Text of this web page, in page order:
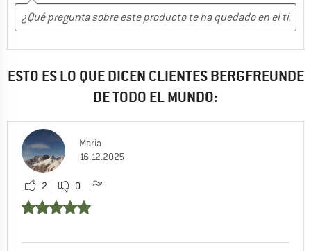
ESTO ES LO QUE DICEN CLIENTES BERGFREUNDE
DE TODO EL MUNDO:
Maria
16.12.2025
2 0